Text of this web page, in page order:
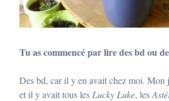
Tu as commencé par lire des bd ou
Des bd, car il y en avait chez moi. Mon
et il y avait tous les Lucky Luke, les